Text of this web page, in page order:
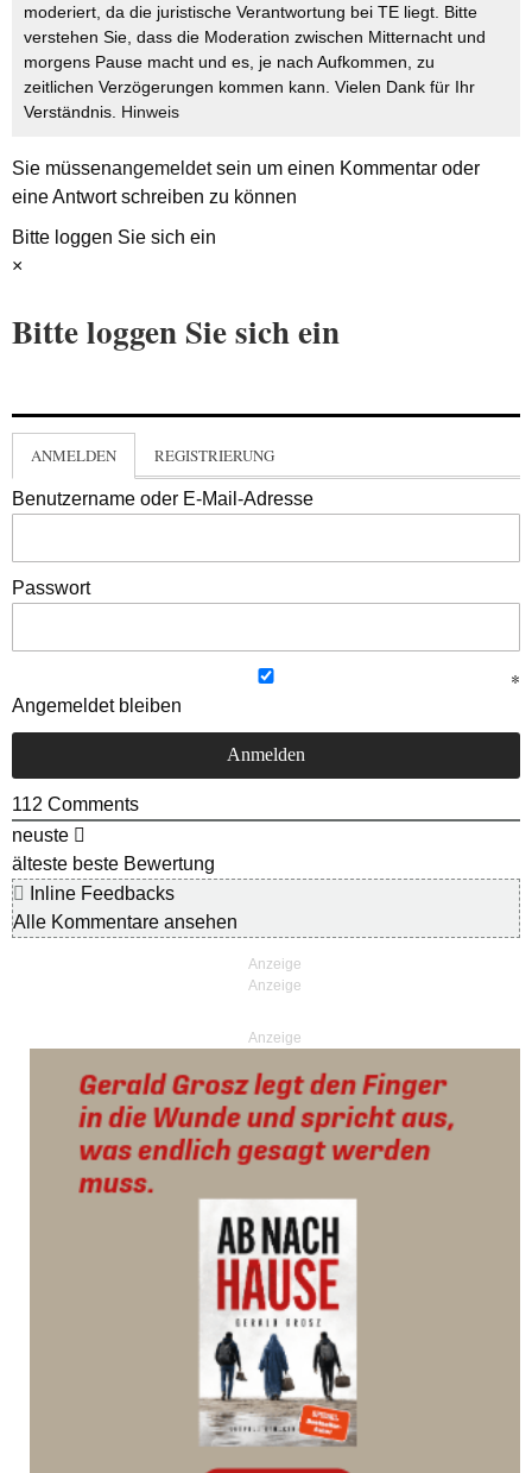
moderiert, da die juristische Verantwortung bei TE liegt. Bitte
verstehen Sie, dass die Moderation zwischen Mitternacht und
morgens Pause macht und es, je nach Aufkommen, zu
zeitlichen Verzögerungen kommen kann. Vielen Dank für Ihr
Verständnis. Hinweis
Sie müssenangemeldetsein um einen Kommentar oder
eine Antwort schreiben zu können
Bitte loggen Sie sich ein
×
Bitte loggen Sie sich ein
ANMELDEN REGISTRIERUNG
Benutzername oder E-Mail-Adresse
Passwort
Angemeldet bleiben
112 Comments
neuste
älteste beste Bewertung
Inline Feedbacks
Alle Kommentare ansehen
Anzeige